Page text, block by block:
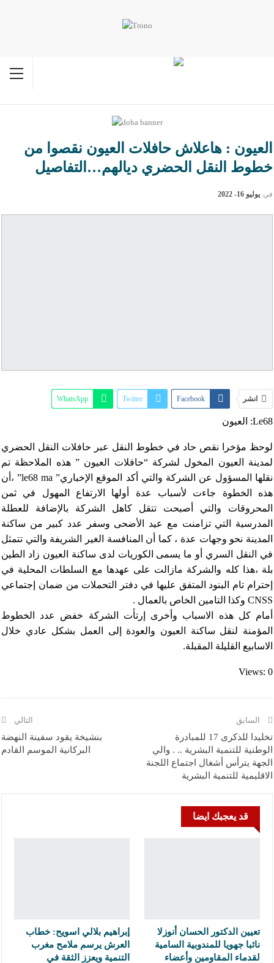
العيون : هاعلاش حافلات العيون نقصوا من
خطوط النقل الحضري ديالهم…التفاصيل
في يوليو 16- 2022
انشر Facebook
Twitter
WhatsApp
Linkedin
Tumblr
Telegram
StumbleUpon
VK
Digg
OK.ru
Le68: العيون
لوحظ مؤخرا نقص حاد في خطوط النقل عبر حافلات النقل الحضري
لمدينة العيون المخول لشركة “حافلات العيون ” هذه الملاحظة تم
نقلها المسؤول عن الشركة والتي أكد الموقع الإخباري” le68 ma” ،أن
هذه الخطوة جاءت لأسباب عدة أولها الارتفاع المهول في ثمن
المحروقات والتي أصبحت تتقل كاهل الشركة بالإضافة للعطلة
المدرسية التي تزامنت مع عيد الأضحى وسفر عدد كبير من ساكنة
المدينة نحو وجهات عدة ، كما أن المنافسة الغير الشريفة والتي تتمثل
في النقل السري أو ما يسمى الكوريات لدى ساكنة العيون زاد الطين
بلة ،هذا كله والشركة مازالت على عهدها مع السلطات المحلية في
إحترام تام البنود المتفق عليها في دفتر التحملات من ضمان إجتماعي
CNSS وكذا التامين الخاص بالعمال .
أمام كل هذه الاسباب وأخرى إرتأت الشركة خفض عدد الخطوط
المؤمنة لنقل ساكنة العيون والعودة إلى العمل بشكل عادي خلال
الاسابيع القليلة المقبلة.
Views: 0
السابق
تخليدا للذكرى 17 للمبادرة
الوطنية للتنمية البشرية .. . والي
الجهة يترأس أشغال اجتماع اللجنة
الاقليمية للتنمية البشرية
التالي
بنشيخة يقود سفينة النهضة
البركانية الموسم القادم
قد يعجبك ايضا
تعيين الدكتور الحسان أنوزلا
نائبا جهويا للمندوبية السامية
لقدماء المقاومين وأعضاء
إبراهيم بلالي اسويح: خطاب
العرش يرسم ملامح مغرب
التنمية ويعزز الثقة في